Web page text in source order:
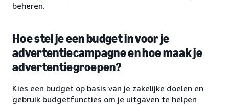
beheren.
Hoe stel je een budget in voor je
advertentiecampagne en hoe maak je
advertentiegroepen?
Kies een budget op basis van je zakelijke doelen en
gebruik budgetfuncties om je uitgaven te helpen